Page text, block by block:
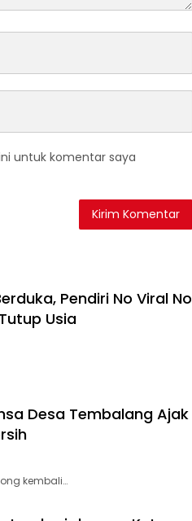
untuk komentar saya
Pendiri No Viral No
Usia
Desa Tembalang Ajak
kembali…